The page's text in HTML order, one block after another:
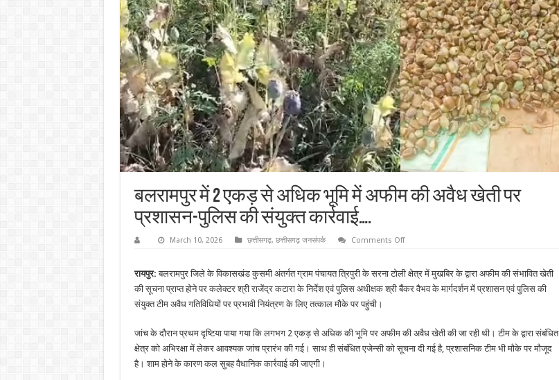
बलरामपुर में 2 एकड़ से अधिक भूमि में अफीम की अवैध खेती पर
प्रशासन-पुलिस की संयुक्त कार्रवाई….
March 10, 2026 छत्तीसगढ़, छत्तीसगढ़ जनसंपर्क Comments Offon
एकड़
से
अधिक
की
अवैध
खेती
पर
रायपुर:बलरामपुर जिले के विकासखंड कुसमी अंतर्गत ग्राम पंचायत त्रिपुरी के सरना टोली क्षेत्र में मुखबिर के द्वारा अफीम की संभावित खेती
की सूचना प्राप्त होने पर कलेक्टर श्री राजेंद्र कटारा के निर्देश एवं पुलिस अधीक्षक श्री बैंकर वैभव के मार्गदर्शन में प्रशासन एवं पुलिस की
संयुक्त टीम अवैध गतिविधियों पर प्रभावी नियंत्रण के लिए तत्काल मौके पर पहुंची।
जांच के दौरान प्रथम दृष्टिया पाया गया कि लगभग 2 एकड़ से अधिक की भूमि पर अफीम की अवैध खेती की जा रही थी। टीम के द्वारा संबंधित
क्षेत्र को अभिरक्षा में लेकर आवश्यक जांच प्रारंभ की गई। साथ ही संबंधित एजेन्सी को सूचना दी गई है, प्रशासनिक टीम भी मौके पर मौजूद
है। शाम होने के कारण कल सुबह वैधानिक कार्रवाई की जाएगी।